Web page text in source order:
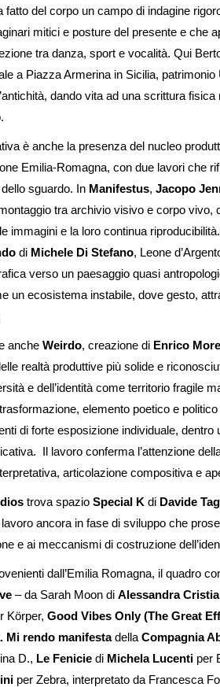
fatto del corpo un campo di indagine
mitici e posture del presente e che
tra danza, sport e vocalità. Qui
a Piazza Armerina in Sicilia,
dando vita ad una scrittura
è anche la presenza del nucleo
Emilia-Romagna, con due lavori che
sguardo. In Manifestus, Jacopo
tra archivio visivo e corpo vivo,
immagini e la loro continua riproducibilità.
di Michele Di Stefano, Leone
verso un paesaggio quasi
un ecosistema instabile, dove gesto,
anche Weirdo, creazione di Enrico
realtà produttive più solide e
e dell’identità come territorio fragile
elemento poetico e
di forte esposizione individuale, dentro
Il lavoro conferma l’attenzione
articolazione compositiva e
trova spazio Special K di Davide
ancora in fase di sviluppo che
e ai meccanismi di costruzione
dall’Emilia Romagna, il quadro
– da Sarah Moon di Alessandra
Körper, Good Vibes Only (The Great
Mi rendo manifestadella Compagnia
D., Le Fenicie di Michela Lucenti per
per Zebra, interpretato da Francesca